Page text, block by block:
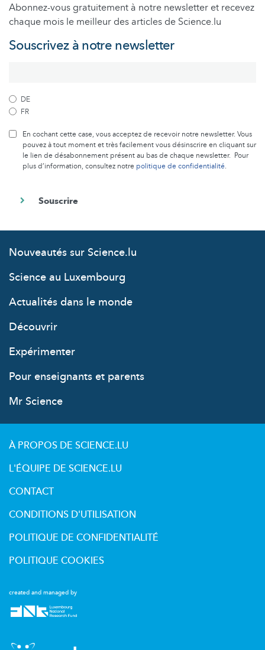
Abonnez-vous gratuitement à notre newsletter et recevez
chaque mois le meilleur des articles de Science.lu
Souscrivez à notre newsletter
DE
FR
En cochant cette case, vous acceptez de recevoir notre newsletter. Vous
pouvez à tout moment et très facilement vous désinscrire en cliquant sur
le lien de désabonnement présent au bas de chaque newsletter. Pour
plus d’information, consultez notre politique de confidentialité.
Nouveautés sur Science.lu
Science au Luxembourg
Actualités dans le monde
Découvrir
Expérimenter
Pour enseignants et parents
Mr Science
created and managed by
À PROPOS DE SCIENCE.LU
L'ÉQUIPE DE SCIENCE.LU
CONTACT
CONDITIONS D'UTILISATION
POLITIQUE DE CONFIDENTIALITÉ
POLITIQUE COOKIES